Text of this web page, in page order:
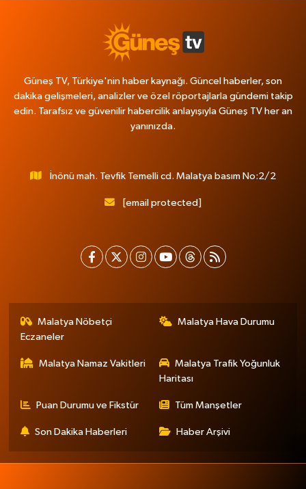
Güneş TV, Türkiye'nin haber kaynağı. Güncel haberler, son
dakika gelişmeleri, analizler ve özel röportajlarla gündemi takip
edin. Tarafsız ve güvenilir habercilik anlayışıyla Güneş TV her an
yanınızda.
İnönü mah. Tevfik Temelli cd. Malatya basım No:2/2
[email protected]
Malatya Nöbetçi
Eczaneler
Malatya Hava Durumu
Malatya Namaz Vakitleri
Malatya Trafik Yoğunluk
Haritası
Puan Durumu ve Fikstür Tüm Manşetler
Son Dakika Haberleri Haber Arşivi